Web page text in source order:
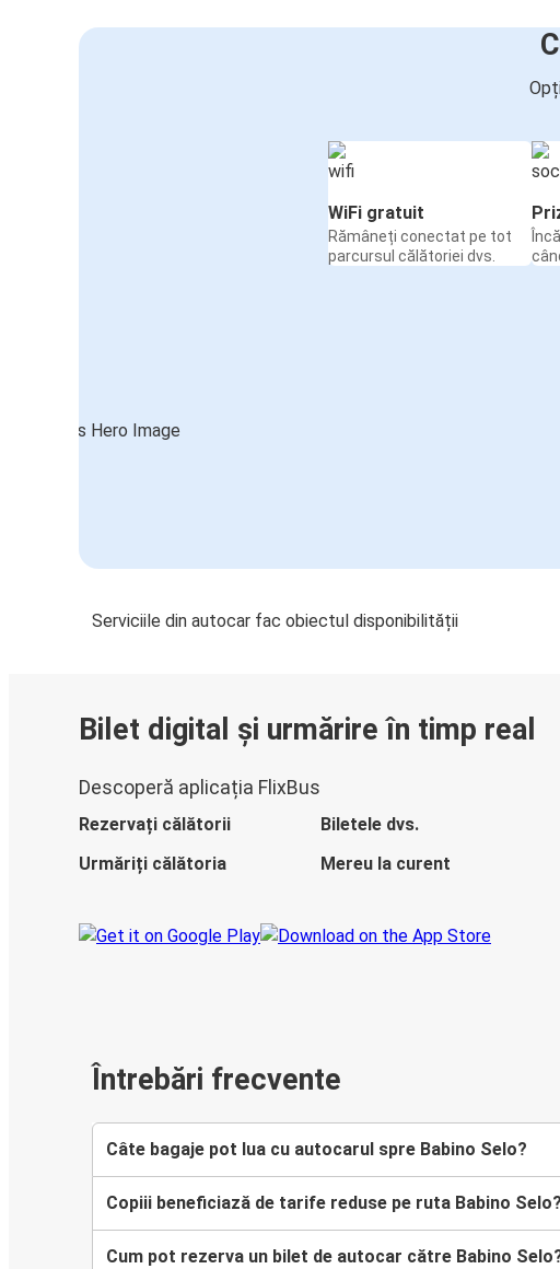
WiFi gratuit
Rămâneți conectat pe tot
parcursul călătoriei dvs.
Serviciile din autocar fac obiectul disponibilității
Bilet digital și urmărire în timp real
Descoperă aplicația FlixBus
Rezervați călătorii
Biletele dvs.
Urmăriți călătoria
Mereu la curent
Întrebări frecvente
Câte bagaje pot lua cu autocarul spre Babino Selo?
Copiii beneficiază de tarife reduse pe ruta Babino Selo?
Cum pot rezerva un bilet de autocar către Babino